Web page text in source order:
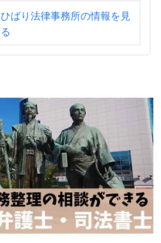
ひばり法律事務所の情報を見
る